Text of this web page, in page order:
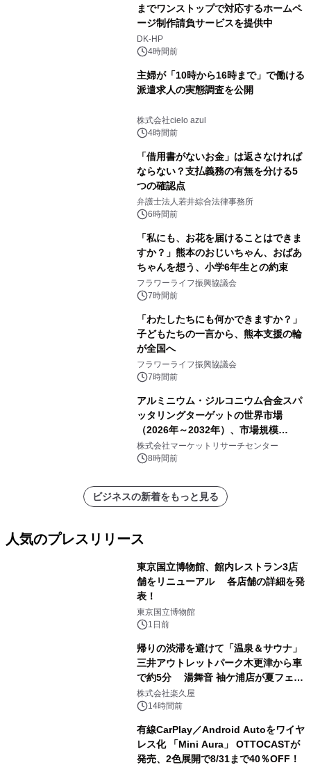
までワンストップで対応するホームペ
ージ制作請負サービスを提供中
DK-HP
4時間前
主婦が「10時から16時まで」で働ける
派遣求人の実態調査を公開
株式会社cielo azul
4時間前
「借用書がないお金」は返さなければ
ならない？支払義務の有無を分ける5
つの確認点
弁護士法人若井綜合法律事務所
6時間前
「私にも、お花を届けることはできま
すか？」熊本のおじいちゃん、おばあ
ちゃんを想う、小学6年生との約束
フラワーライフ振興協議会
7時間前
「わたしたちにも何かできますか？」
子どもたちの一言から、熊本支援の輪
が全国へ
フラワーライフ振興協議会
7時間前
アルミニウム・ジルコニウム合金スパ
ッタリングターゲットの世界市場
（2026年～2032年）、市場規模
（0.995、0.999、その他）・分析レポ
ートを発表
株式会社マーケットリサーチセンター
8時間前
ビジネスの新着をもっと見る
人気のプレスリリース
東京国立博物館、館内レストラン3店
舗をリニューアル 各店舗の詳細を発
表！
東京国立博物館
1日前
帰りの渋滞を避けて「温泉＆サウナ」
三井アウトレットパーク木更津から車
で約5分 湯舞音 袖ケ浦店が夏フェア
メニューを提供
株式会社楽久屋
14時間前
有線CarPlay／Android Autoをワイヤ
レス化 「Mini Aura」 OTTOCASTが
発売、2色展開で8/31まで40％OFF！